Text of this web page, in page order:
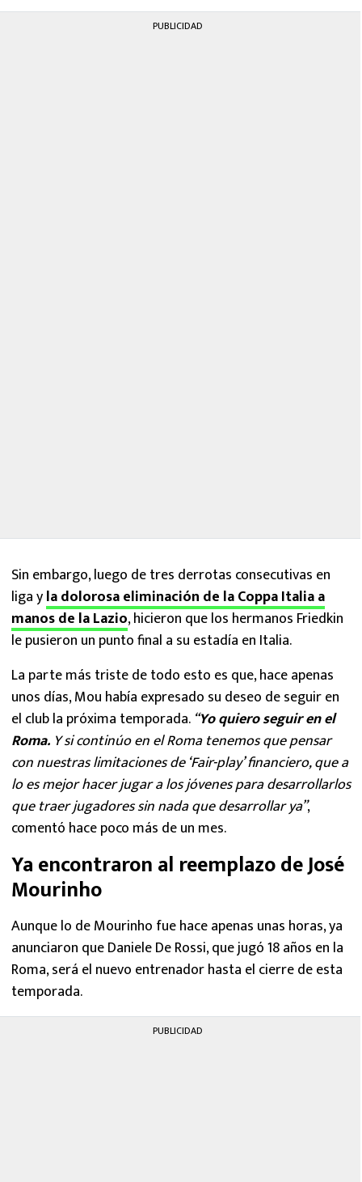
PUBLICIDAD
Sin embargo, luego de tres derrotas consecutivas en
liga yla dolorosa eliminación de la Coppa Italia a
manos de la Lazio, hicieron que los hermanos Friedkin
le pusieron un punto final a su estadía en Italia.
La parte más triste de todo esto es que, hace apenas
unos días, Mou había expresado su deseo de seguir en
el club la próxima temporada. “Yo quiero seguir en el
Roma. Y si continúo en el Roma tenemos que pensar
con nuestras limitaciones de ‘Fair-play’ financiero, que a
lo es mejor hacer jugar a los jóvenes para desarrollarlos
que traer jugadores sin nada que desarrollar ya”,
comentó hace poco más de un mes.
Ya encontraron al reemplazo de José
Mourinho
Aunque lo de Mourinho fue hace apenas unas horas, ya
anunciaron que Daniele De Rossi, que jugó 18 años en la
Roma, será el nuevo entrenador hasta el cierre de esta
temporada.
PUBLICIDAD